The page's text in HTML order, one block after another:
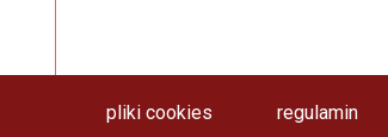
pliki cookies regulamin